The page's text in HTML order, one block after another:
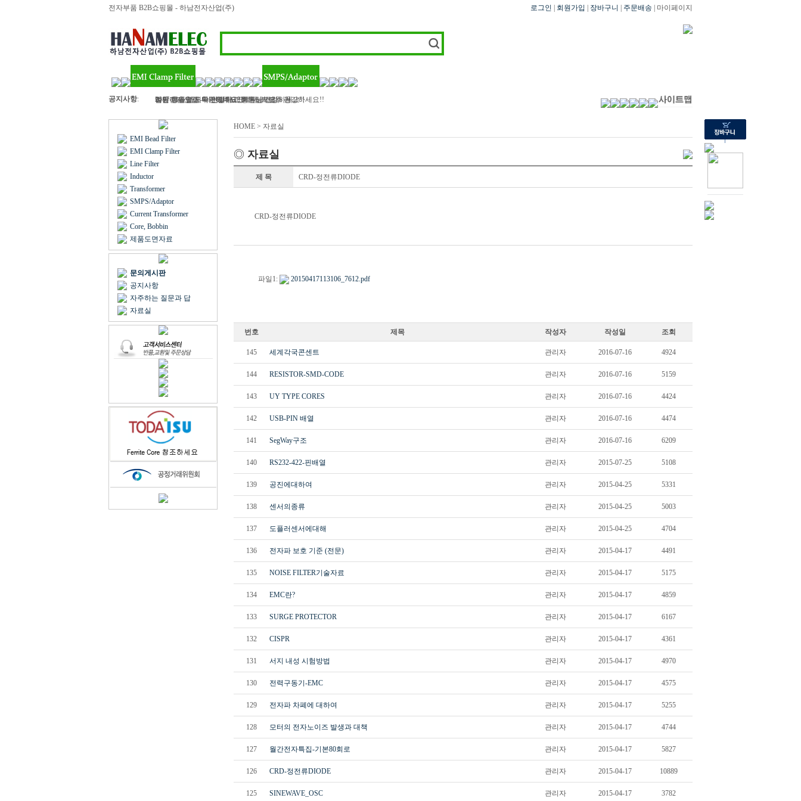
전자부품 B2B쇼핑몰 - 하남전자산업(주) 로그인 회원가입 장바구니 주문배송 | 마이페이지
공지사항: 하남전자산업 - 라인필터, 인덕터, 트랜스 등..
2017 정유년 모두 건강하고 행복하세요
여름 휴가철이 다가왔네요? 회원님! 모두 건강하세요!!
벌써 11월 마지막주이네요..회원님 건강하세요!!
김민아님 입금 확인해주세요
EMI Bead Filter
EMI Clamp Filter
Line Filter
Inductor
Transformer
SMPS/Adaptor
Current Transformer
Core, Bobbin
제품도면자료
문의게시판
공지사항
자주하는 질문과 답
자료실
HOME > 자료실
◎ 자료실
제 목 CRD-정전류DIODE
CRD-정전류DIODE
파일1: 20150417113106_7612.pdf
번호 제목 작성자 작성일 조회
145 세계각국콘센트 관리자 2016-07-16 4924
144 RESISTOR-SMD-CODE 관리자 2016-07-16 5159
143 UY TYPE CORES 관리자 2016-07-16 4424
142 USB-PIN 배열 관리자 2016-07-16 4474
141 SegWay구조 관리자 2016-07-16 6209
140 RS232-422-핀배열 관리자 2015-07-25 5108
139 공진에대하여 관리자 2015-04-25 5331
138 센서의종류 관리자 2015-04-25 5003
137 도플러센서에대해 관리자 2015-04-25 4704
136 전자파 보호 기준 (전문) 관리자 2015-04-17 4491
135 NOISE FILTER기술자료 관리자 2015-04-17 5175
134 EMC란? 관리자 2015-04-17 4859
133 SURGE PROTECTOR 관리자 2015-04-17 6167
132 CISPR 관리자 2015-04-17 4361
131 서지 내성 시험방법 관리자 2015-04-17 4970
130 전력구동기-EMC 관리자 2015-04-17 4575
129 전자파 차폐에 대하여 관리자 2015-04-17 5255
128 모터의 전자노이즈 발생과 대책 관리자 2015-04-17 4744
127 월간전자특집-기본80회로 관리자 2015-04-17 5827
126 CRD-정전류DIODE 관리자 2015-04-17 10889
125 SINEWAVE_OSC 관리자 2015-04-17 3782